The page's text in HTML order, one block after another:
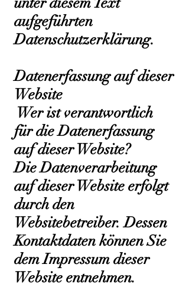
aufgeführten
Datenschutzerklärung.
Datenerfassung auf dieser
Website
Wer ist verantwortlich
für die Datenerfassung
auf dieser Website?
Die Datenverarbeitung
auf dieser Website erfolgt
durch den
Websitebetreiber. Dessen
Kontaktdaten können Sie
dem Impressum dieser
Website entnehmen.